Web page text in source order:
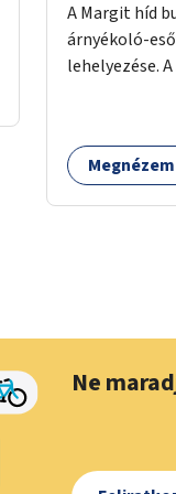
A Margit híd
árnyékoló-
lehelyezése.
Megnézem
Ne